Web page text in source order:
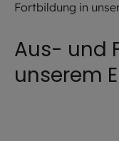
Fortbildung in
Aus- und
unserem